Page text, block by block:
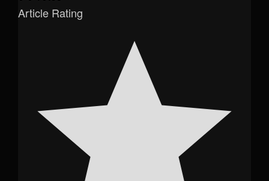
Article Rating